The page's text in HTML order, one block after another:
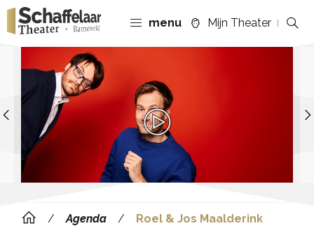
menu Mijn Theater
Previous
Agenda Roel & Jos Maalderink